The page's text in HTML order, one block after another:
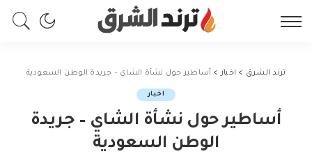
ترند الشرق > اخبار > أساطير حول نشأة الشاي – جريدة الوطن السعودية
اخبار
أساطير حول نشأة الشاي – جريدة
الوطن السعودية